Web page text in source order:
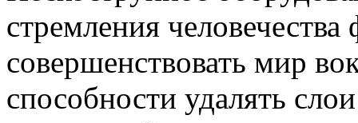
стремления
совершенствовать мир
способности удалять